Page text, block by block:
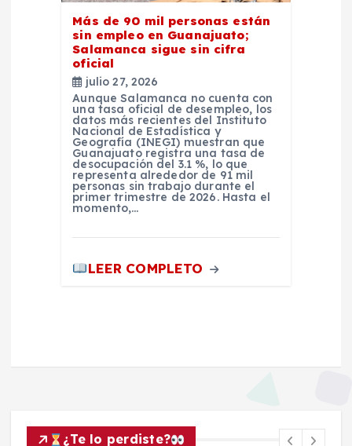
Más de 90 mil personas están
sin empleo en Guanajuato;
Salamanca sigue sin cifra
oficial
julio 27, 2026
Aunque Salamanca no cuenta con
una tasa oficial de desempleo, los
datos más recientes del Instituto
Nacional de Estadística y
Geografía (INEGI) muestran que
Guanajuato registra una tasa de
desocupación del 3.1 %, lo que
representa alrededor de 91 mil
personas sin trabajo durante el
primer trimestre de 2026. Hasta el
momento,…
LEER COMPLETO
¿Te lo perdiste?